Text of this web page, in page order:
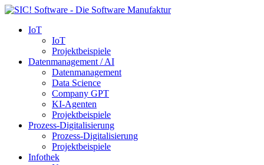
IoT
IoT
Projektbeispiele
Datenmanagement / AI
Datenmanagement
Data Science
Company GPT
KI-Agenten
Projektbeispiele
Prozess-Digitalisierung
Prozess-Digitalisierung
Projektbeispiele
Infothek